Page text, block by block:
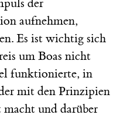
der
aufnehmen,
Es ist wichtig sich
um Boas nicht
funktionierte, in
mit den Prinzipien
und darüber